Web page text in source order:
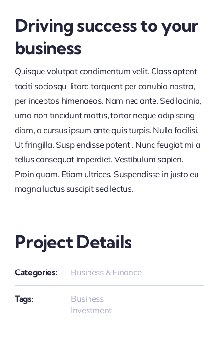
Driving success to your
business
Quisque volutpat condimentum velit. Class aptent
taciti sociosqu litora torquent per conubia nostra,
per inceptos himenaeos. Nam nec ante. Sed lacinia,
urna non tincidunt mattis, tortor neque adipiscing
diam, a cursus ipsum ante quis turpis. Nulla facilisi.
Ut fringilla. Susp endisse potenti. Nunc feugiat mi a
tellus consequat imperdiet. Vestibulum sapien.
Proin quam. Etiam ultrices. Suspendisse in justo eu
magna luctus suscipit sed lectus.
Project Details
Categories: Business & Finance
Tags:
Business
Investment